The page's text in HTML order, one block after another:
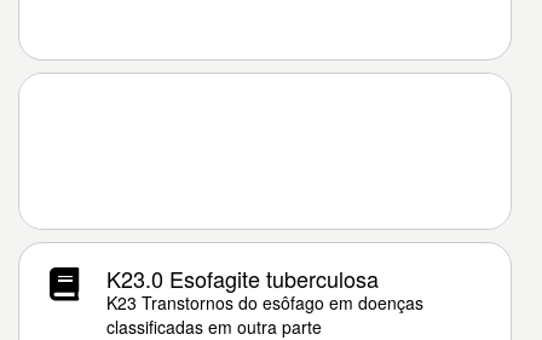
K23.0 Esofagite tuberculosa
K23 Transtornos do esôfago em doenças
classificadas em outra parte